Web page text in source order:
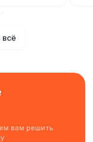
вам решить